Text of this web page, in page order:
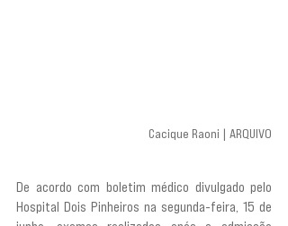
Cacique Raoni | ARQUIVO
De acordo com boletim médico divulgado pelo
Hospital Dois Pinheiros na segunda-feira, 15 de